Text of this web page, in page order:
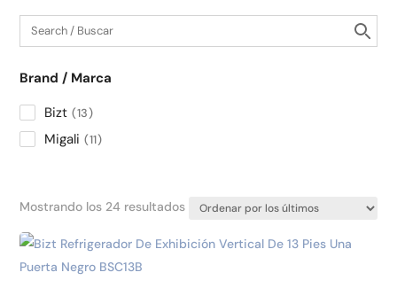
Brand / Marca
Bizt
13
Migali 11
Mostrando los 24 resultadosOrdenado
los